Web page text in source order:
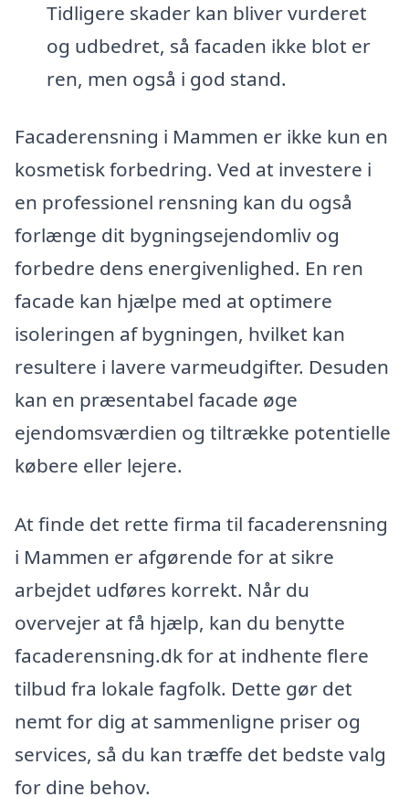
Tidligere skader kan bliver vurderet
og udbedret, så facaden ikke blot er
ren, men også i god stand.
Facaderensning i Mammen er ikke kun en
kosmetisk forbedring. Ved at investere i
en professionel rensning kan du også
forlænge dit bygningsejendomliv og
forbedre dens energivenlighed. En ren
facade kan hjælpe med at optimere
isoleringen af bygningen, hvilket kan
resultere i lavere varmeudgifter. Desuden
kan en præsentabel facade øge
ejendomsværdien og tiltrække potentielle
købere eller lejere.
At finde det rette firma til facaderensning
i Mammen er afgørende for at sikre
arbejdet udføres korrekt. Når du
overvejer at få hjælp, kan du benytte
facaderensning.dk for at indhente flere
tilbud fra lokale fagfolk. Dette gør det
nemt for dig at sammenligne priser og
services, så du kan træffe det bedste valg
for dine behov.